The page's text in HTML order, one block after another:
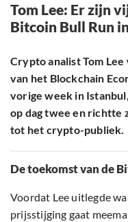
Tom Lee: Er zijn
Bitcoin Bull Run
Crypto analist Tom
van het Blockchain
vorige week in
op dag twee en richtte
tot het crypto-publiek.
De toekomst van de
Voordat Lee uitlegde
prijsstijging gaat